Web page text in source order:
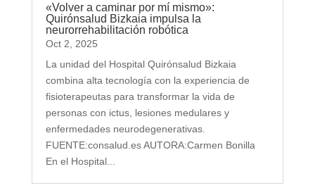
«Volver a caminar por mí mismo»:
Quirónsalud Bizkaia impulsa la
neurorrehabilitación robótica
Oct 2, 2025
La unidad del Hospital Quirónsalud Bizkaia
combina alta tecnología con la experiencia de
fisioterapeutas para transformar la vida de
personas con ictus, lesiones medulares y
enfermedades neurodegenerativas.
FUENTE:consalud.es AUTORA:Carmen Bonilla
En el Hospital...